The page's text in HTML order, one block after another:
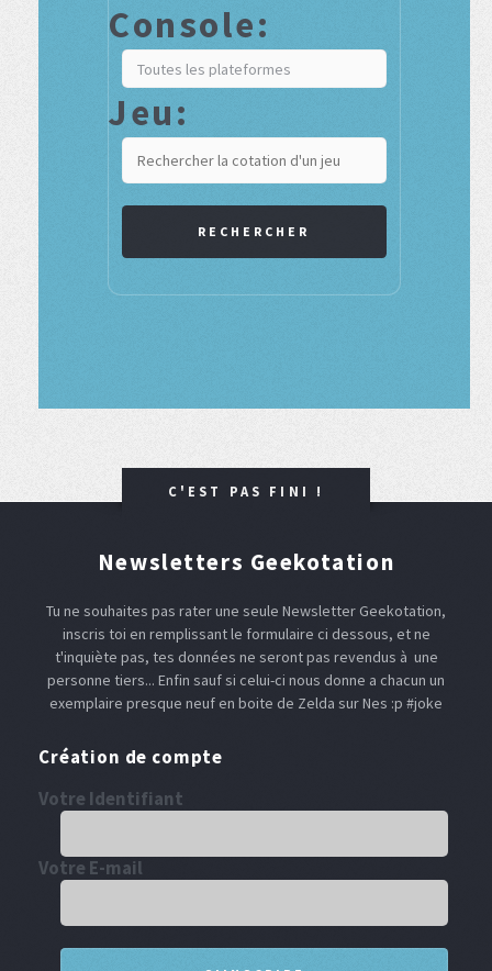
Console:
Jeu:
RECHERCHER
C'EST PAS FINI !
Newsletters Geekotation
Tu ne souhaites pas rater une seule Newsletter Geekotation,
inscris toi en remplissant le formulaire ci dessous, et ne
t'inquiète pas, tes données ne seront pas revendus à une
personne tiers... Enfin sauf si celui-ci nous donne a chacun un
exemplaire presque neuf en boite de Zelda sur Nes :p #joke
Création de compte
Votre Identifiant
Votre E-mail